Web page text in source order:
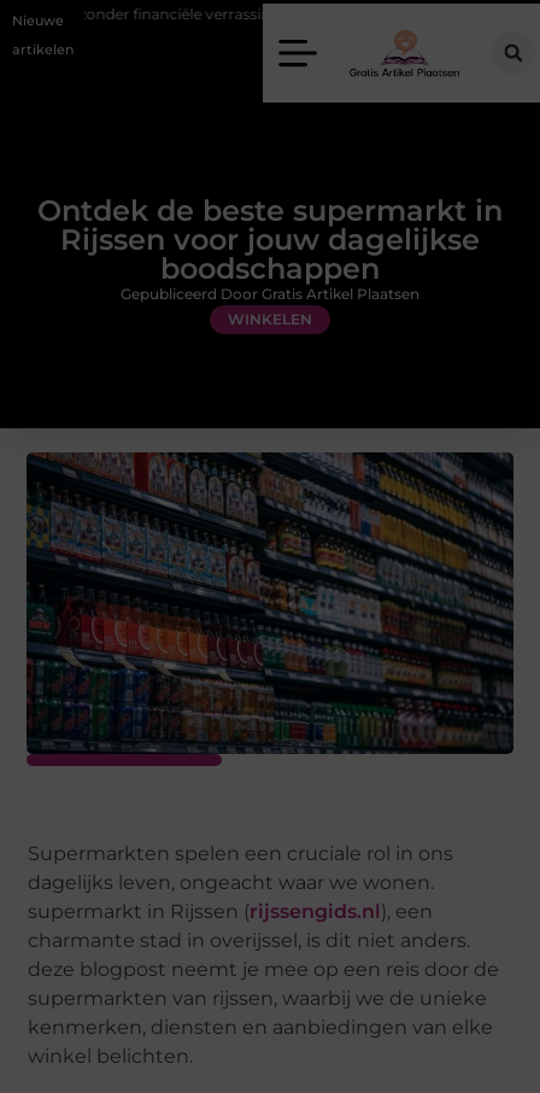
Nieuwe
artikelen
verrassingen Gemiddelde tarieven van een dierenarts in
Ontdek de beste supermarkt in
Rijssen voor jouw dagelijkse
boodschappen
WINKELEN
Gepubliceerd Door Gratis Artikel Plaatsen
Supermarkten spelen een cruciale rol in ons
dagelijks leven, ongeacht waar we wonen.
supermarkt in Rijssen (rijssengids.nl ), een
charmante stad in overijssel, is dit niet anders.
deze blogpost neemt je mee op een reis door de
supermarkten van rijssen, waarbij we de unieke
kenmerken, diensten en aanbiedingen van elke
winkel belichten.